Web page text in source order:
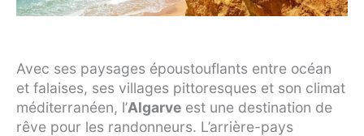
Avec ses paysages époustouflants entre océan
et falaises, ses villages pittoresques et son climat
méditerranéen, l’Algarve est une destination de
rêve pour les randonneurs. L’arrière-pays